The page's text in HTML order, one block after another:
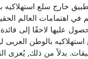
خارج سلع استهلاكيه
في اهتمامات العالم
عليها لاحقًا إلى فائدة
بالوطن العربى
بدلاً من ذلك, يُعزى